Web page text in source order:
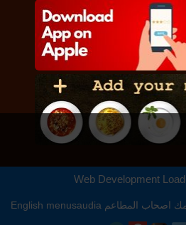
Web Development
اصحاب المطاعم menusaudia
English